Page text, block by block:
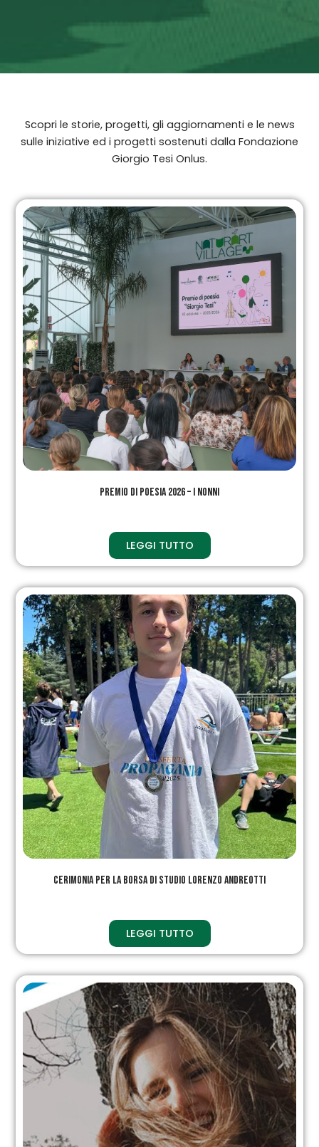
Scopri le storie, progetti, gli aggiornamenti e le news
sulle iniziative ed i progetti sostenuti dalla Fondazione
Giorgio Tesi Onlus.
Premio di Poesia 2026 – I NONNI
LEGGI TUTTO
Cerimonia per la Borsa di studio Lorenzo Andreotti
LEGGI TUTTO
Pagina
Pagina
PaginaPaginaPagina